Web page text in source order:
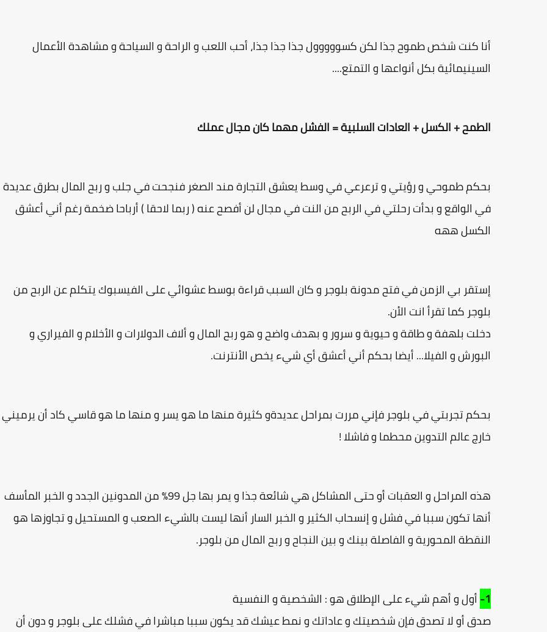
أنا كنت شخص طموح جذا لكن كسووووول جذا جذا جذا، أحب اللعب و الراحة و السياحة و مشاهدة الأعمال
السينيمائية بكل أنواعها و التمتع....
الطمح + الكسل + العادات السلبية = الفشل مهما كان مجال عملك
بحكم طموحي و رؤيتي و ترعرعي في وسط يعشق التجارة مند الصغر فنجحت في جلب و ربح المال بطرق عديدة
في الواقع و بدأت رحلتي في الربح من النت في مجال لن أفصح عنه ( ربما لاحقا ) أرباحا ضخمة رغم أني أعشق
الكسل ههه
إستقر بي الزمن في فتح مدونة بلوجر و كان السبب قراءة بوسط عشوائي على الفيسبوك يتكلم عن الربح من
بلوجر كما تقرأ انت الأن.
دخلت بلهفة و طاقة و حيوية و سرور و بهدف واضح و هو ربح المال و ألاف الدولارات و الأخلام و الفيراري و
البورش و الفيلا... أيضا بحكم أني أعشق أي شيء يخص الأنترنت.
بحكم تجربتي في بلوجر فإني مررت بمراحل عديدةو كثيرة منها ما هو يسر و منها ما هو قاسي كاد أن يرميني
خارج عالم التدوين محطما و فاشلا !
هذه المراحل و العقبات أو حتى المشاكل هي شائعة جذا و يمر بها جل 99٪ من المدونين الجدد و الخبر المأسف
أنها تكون سببا في فشل و إنسحاب الكثير و الخبر السار أنها ليست بالشيء الصعب و المستحيل و تجاوزها هو
النقطة المحورية و الفاصلة بينك و بين النجاح و ربح المال من بلوجر.
1- أول و أهم شيء على الإطلاق هو : الشخصية و النفسية
صدق أو لا تصدق فإن شخصيتك و عاداتك و نمط عيشك قد يكون سببا مباشرا في فشلك على بلوجر و دون أن